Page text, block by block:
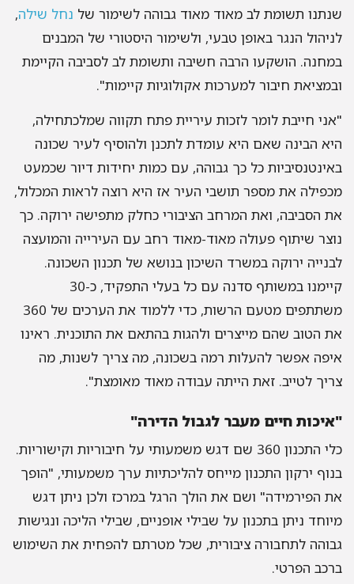
שנתנו תשומת לב מאוד מאוד גבוהה לשימור של נחל שילה,
לניהול הנגר באופן טבעי, ולשימור היסטורי של המבנים
במחנה. הושקעו הרבה חשיבה ותשומת לב לסביבה הקיימת
ובמציאת חיבור למערכות אקולוגיות קיימות".
"אני חייבת לומר לזכות עיריית פתח תקווה שמלכתחילה,
היא הבינה שאם היא עומדת לתכנן ולהוסיף לעיר שכונה
באינטנסיביות כל כך גבוהה, עם כמות יחידות דיור שכמעט
מכפילה את מספר תושבי העיר אז היא רוצה לראות המכלול,
את הסביבה, ואת המרחב הציבורי כחלק מתפישה ירוקה. כך
נוצר שיתוף פעולה מאוד-מאוד רחב עם העירייה והמועצה
לבנייה ירוקה במשרד השיכון בנושא של תכנון השכונה.
קיימנו במשותף סדנה עם כל בעלי התפקיד, כ-30
משתתפים מטעם הרשות, כדי ללמוד את הערכים של 360
את הטוב שהם מייצרים ולהגות בהתאם את התוכנית. ראינו
איפה אפשר להעלות רמה בשכונה, מה צריך לשנות, מה
צריך לטייב. זאת הייתה עבודה מאוד מאומצת".
"איכות חיים מעבר לגבול הדירה"
כלי התכנון 360 שם דגש משמעותי על חיבוריות וקישוריות.
בנוף ירקון התכנון מייחס להליכתיות ערך משמעותי, "הופך
את הפירמידה" ושם את הולך הרגל במרכז ולכן ניתן דגש
מיוחד ניתן בתכנון על שבילי אופניים, שבילי הליכה ונגישות
גבוהה לתחבורה ציבורית, שכל מטרתם להפחית את השימוש
ברכב הפרטי.